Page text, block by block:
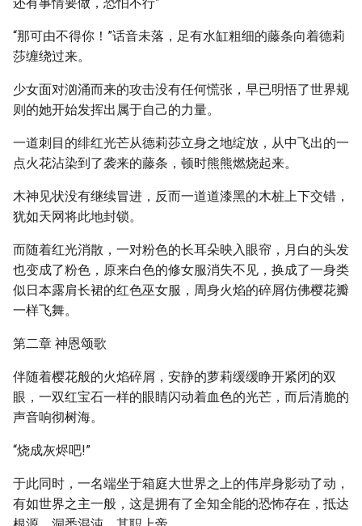
“那可由不得你！”话音未落，足有水缸粗细的藤条向着德莉
莎缠绕过来。
少女面对汹涌而来的攻击没有任何慌张，早已明悟了世界规
则的她开始发挥出属于自己的力量。
一道刺目的绯红光芒从德莉莎立身之地绽放，从中飞出的一
点火花沾染到了袭来的藤条，顿时熊熊燃烧起来。
木神见状没有继续冒进，反而一道道漆黑的木桩上下交错，
犹如天网将此地封锁。
而随着红光消散，一对粉色的长耳朵映入眼帘，月白的头发
也变成了粉色，原来白色的修女服消失不见，换成了一身类
似日本露肩长裙的红色巫女服，周身火焰的碎屑仿佛樱花瓣
一样飞舞。
第二章 神恩颂歌
伴随着樱花般的火焰碎屑，安静的萝莉缓缓睁开紧闭的双
眼，一双红宝石一样的眼睛闪动着血色的光芒，而后清脆的
声音响彻树海。
“烧成灰烬吧!”
于此同时，一名端坐于箱庭大世界之上的伟岸身影动了动，
有如世界之主一般，这是拥有了全知全能的恐怖存在，抵达